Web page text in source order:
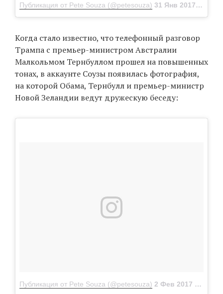
Публикация от Pete Souza (@petesouza) 31 Янв 2017 в 6:18 PST
Когда стало известно, что телефонный разговор
Трампа с премьер-министром Австралии
Малкольмом Тернбуллом прошел на повышенных
тонах, в аккаунте Соузы появилась фотография,
на которой Обама, Тернбулл и премьер-министр
Новой Зеландии ведут дружескую беседу:
Публикация от Pete Souza (@petesouza) 2 Фев 2017 в 2:21 PST